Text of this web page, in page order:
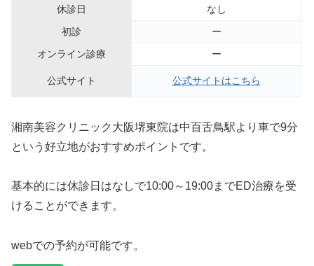
休診日
なし
初診
ー
オンライン診療
ー
公式サイト 公式サイトはこちら
湘南美容クリニック大阪堺東院は中百舌鳥駅より車で9分
という好立地がおすすめポイントです。
基本的には休診日はなしで10:00～19:00までED治療を受
けることができます。
webでの予約が可能です。